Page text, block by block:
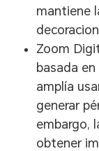
mantiene
Zoom
basada
amplía
generar
embargo,
obtener